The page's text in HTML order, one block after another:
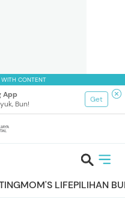
CONTENT
App
Bun!
Get
MOM'S LIFEPILIHAN